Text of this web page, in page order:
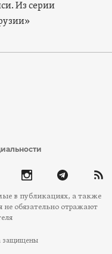
Из серии
в публикациях, а также
обязательно отражают
защищены